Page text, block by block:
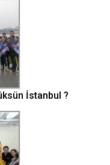
İstanbul ?